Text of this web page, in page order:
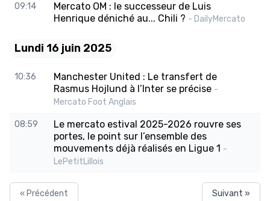
09:14
Mercato OM : le successeur de Luis
Henrique déniché au... Chili ? - DailyMercato
Lundi 16 juin 2025
10:36
Manchester United : Le transfert de
Rasmus Hojlund à l’Inter se précise -
Mercato Foot Anglais
08:59
Le mercato estival 2025-2026 rouvre ses
portes, le point sur l’ensemble des
mouvements déjà réalisés en Ligue 1 -
LePetitLillois
« Précédent Suivant »